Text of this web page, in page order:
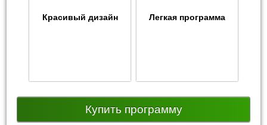
Красивый дизайн Легкая программа
Купить программу